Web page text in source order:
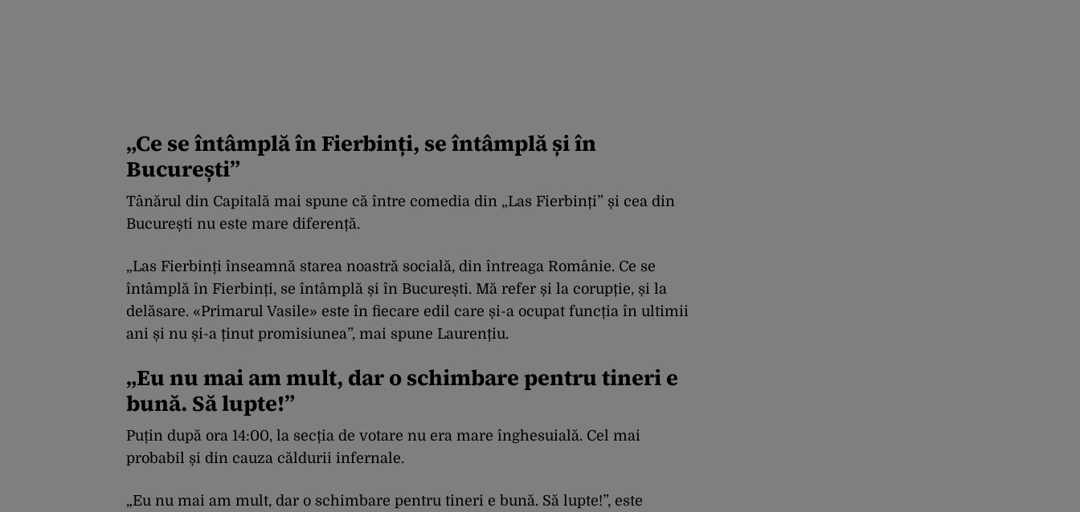
„Ce se întâmplă în Fierbinți, se întâmplă și în
București”
Tânărul din Capitală mai spune că între comedia din „Las Fierbinți” și cea din
București nu este mare diferență.
„Las Fierbinți înseamnă starea noastră socială, din întreaga Românie. Ce se
întâmplă în Fierbinți, se întâmplă și în București. Mă refer și la corupție, și la
delăsare. «Primarul Vasile» este în fiecare edil care și-a ocupat funcția în ultimii
ani și nu și-a ținut promisiunea”, mai spune Laurențiu.
„Eu nu mai am mult, dar o schimbare pentru tineri e
bună. Să lupte!”
Puțin după ora 14:00, la secția de votare nu era mare înghesuială. Cel mai
probabil și din cauza căldurii infernale.
„Eu nu mai am mult, dar o schimbare pentru tineri e bună. Să lupte!”, este